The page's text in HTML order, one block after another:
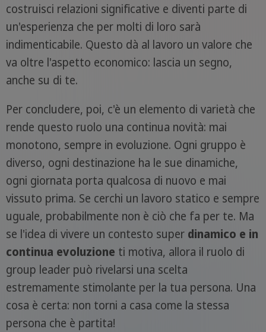
costruisci relazioni significative e diventi parte di
un'esperienza che per molti di loro sarà
indimenticabile. Questo dà al lavoro un valore che
va oltre l'aspetto economico: lascia un segno,
anche su di te.
Per concludere, poi, c'è un elemento di varietà che
rende questo ruolo una continua novità: mai
monotono, sempre in evoluzione. Ogni gruppo è
diverso, ogni destinazione ha le sue dinamiche,
ogni giornata porta qualcosa di nuovo e mai
vissuto prima. Se cerchi un lavoro statico e sempre
uguale, probabilmente non è ciò che fa per te. Ma
se l'idea di vivere un contesto super dinamico e in
continua evoluzione ti motiva, allora il ruolo di
group leader può rivelarsi una scelta
estremamente stimolante per la tua persona. Una
cosa è certa: non torni a casa come la stessa
persona che è partita!